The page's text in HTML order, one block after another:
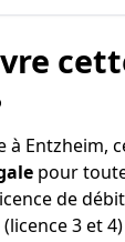
à Entzheim,
pour
de
3 et